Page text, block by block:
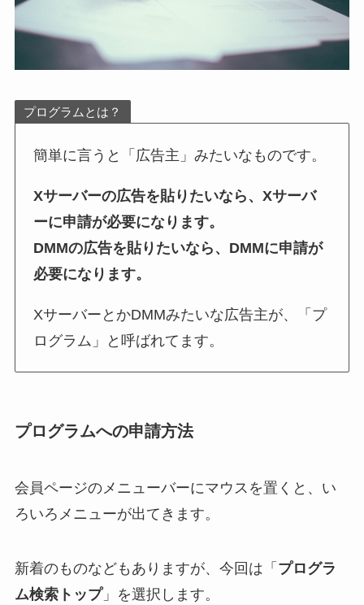
プログラムとは？
簡単に言うと「広告主」みたいなものです。
Xサーバーの広告を貼りたいなら、Xサーバ
ーに申請が必要になります。
DMMの広告を貼りたいなら、DMMに申請が
必要になります。
XサーバーとかDMMみたいな広告主が、「プ
ログラム」と呼ばれてます。
プログラムへの申請方法
会員ページのメニューバーにマウスを置くと、い
ろいろメニューが出てきます。
新着のものなどもありますが、今回は「 プログラ
ム検索トップ」を選択します。